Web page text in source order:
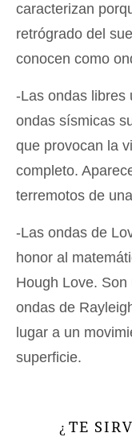
caracterizan
retrógrado del
conocen como
-Las ondas libres
ondas sísmicas
que provocan la
completo.
terremotos de
-Las ondas de
honor al
Hough Love.
ondas de
lugar a un
superficie.
¿ TE